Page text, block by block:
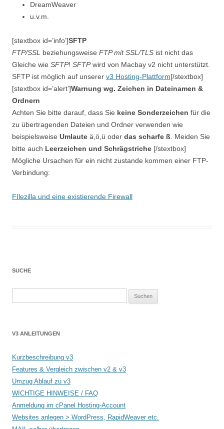
DreamWeaver
u.v.m.
[stextbox id=’info’]SFTP
FTP/SSL beziehungsweise FTP mit SSL/TLS ist nicht das
Gleiche wie SFTP! SFTPwird von Macbay v2 nicht unterstützt.
SFTP ist möglich auf unserer v3 Hosting-Plattform[/stextbox]
[stextbox id=’alert’]Warnung wg. Zeichen in Dateinamen &
Ordnern
Achten Sie bitte darauf, dass Sie keine Sonderzeichen für die
zu übertragenden Dateien und Ordner verwenden wie
beispielsweise Umlaute ä,ö,ü oder das scharfe ß . Meiden Sie
bitte auch Leerzeichen und Schrägstriche [/stextbox]
Mögliche Ursachen für ein nicht zustande kommen einer FTP-
Verbindung:
FIlezilla und eine existierende Firewall
SUCHE
V3 ANLEITUNGEN
Kurzbeschreibung v3
Features & Vergleich zwischen v2 & v3
Umzug Ablauf zu v3
WICHTIGE HINWEISE / FAQ
Anmeldung im cPanel Hosting-Account
Websites anlegen > WordPress, RapidWeaver etc.